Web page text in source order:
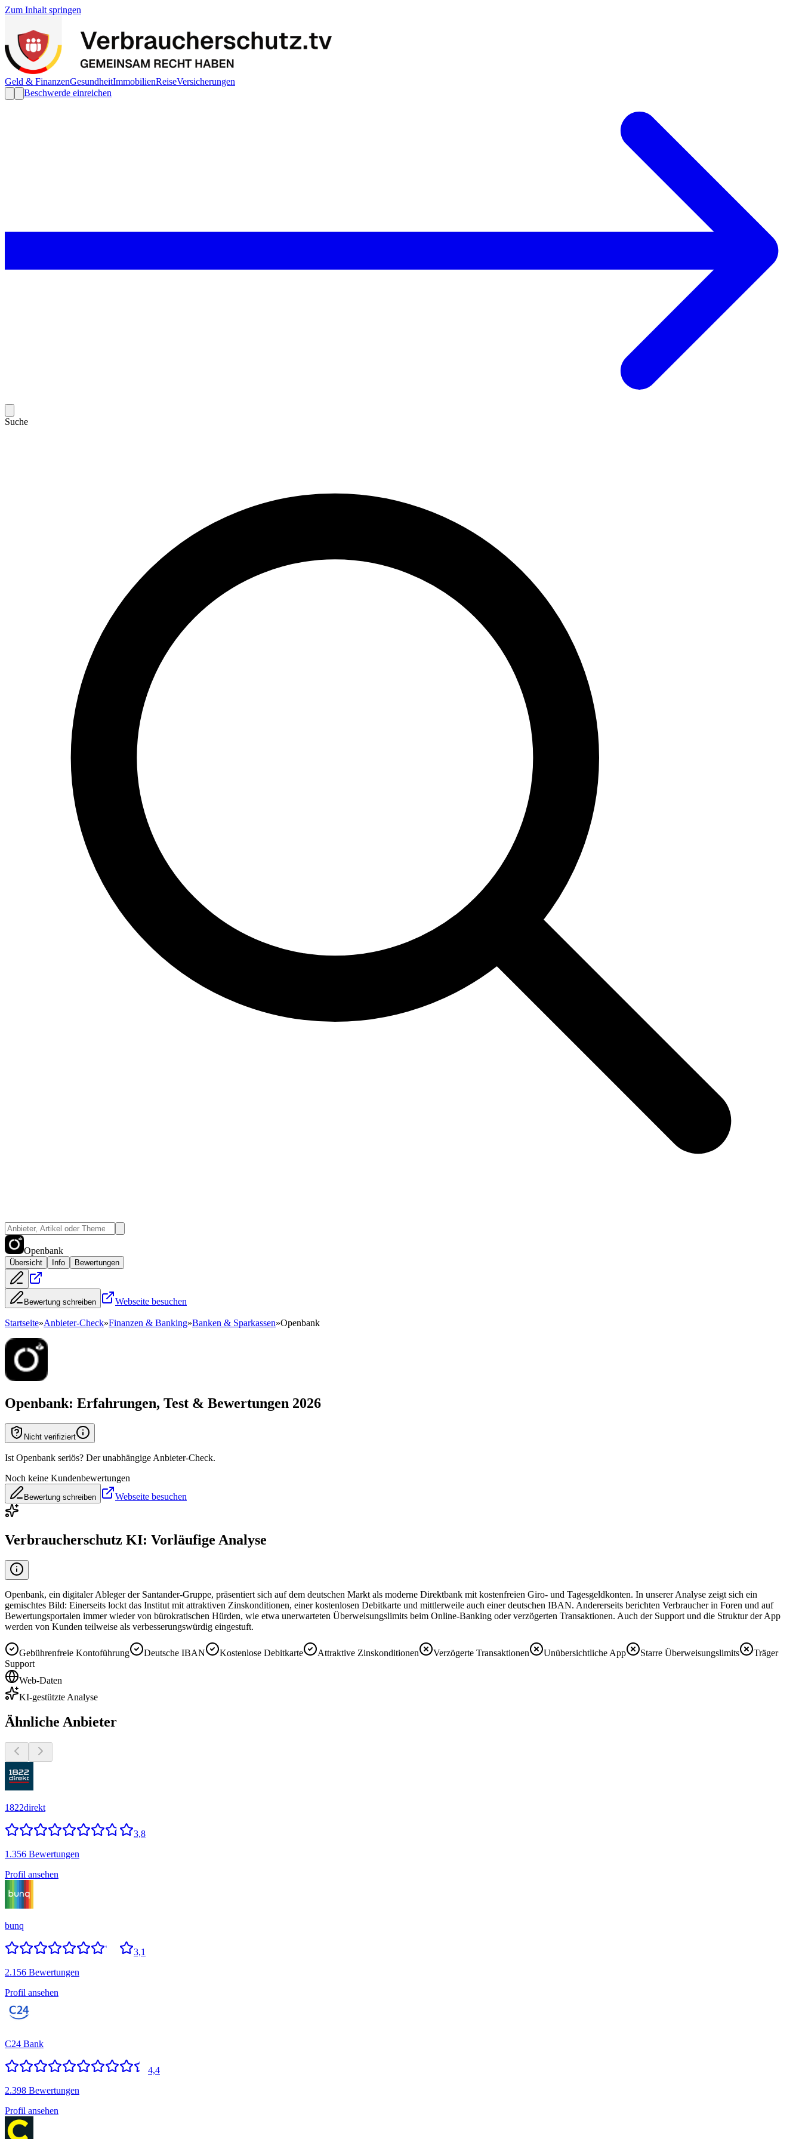
Zum Inhalt springen
Geld & FinanzenGesundheitImmobilienReiseVersicherungen
Beschwerde einreichen
Suche
Openbank
Übersicht Info Bewertungen
Bewertung schreiben Webseite besuchen
Startseite»Anbieter-Check»Finanzen & Banking»Banken & Sparkassen»Openbank
Openbank: Erfahrungen, Test & Bewertungen 2026
Nicht verifiziert
Ist Openbank seriös? Der unabhängige Anbieter-Check.
Noch keine Kundenbewertungen
Bewertung schreiben Webseite besuchen
Verbraucherschutz KI: Vorläufige Analyse
Openbank, ein digitaler Ableger der Santander-Gruppe, präsentiert sich auf dem deutschen Markt als moderne Direktbank mit kostenfreien Giro- und Tagesgeldkonten. In unserer Analyse zeigt sich ein
gemischtes Bild: Einerseits lockt das Institut mit attraktiven Zinskonditionen, einer kostenlosen Debitkarte und mittlerweile auch einer deutschen IBAN. Andererseits berichten Verbraucher in Foren und auf
Bewertungsportalen immer wieder von bürokratischen Hürden, wie etwa unerwarteten Überweisungslimits beim Online-Banking oder verzögerten Transaktionen. Auch der Support und die Struktur der App
werden von Kunden teilweise als verbesserungswürdig eingestuft.
Gebührenfreie Kontoführung Deutsche IBAN Kostenlose Debitkarte Attraktive Zinskonditionen Verzögerte Transaktionen Unübersichtliche App Starre Überweisungslimits
Träger
Support
Web-Daten
KI-gestützte Analyse
Ähnliche Anbieter
1822direkt
3,8
1.356 Bewertungen
Profil ansehen
bunq
3,1
2.156 Bewertungen
Profil ansehen
C24 Bank
4,4
2.398 Bewertungen
Profil ansehen